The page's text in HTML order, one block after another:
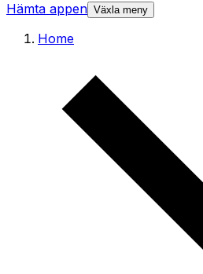
Hämta appen Växla meny
Home